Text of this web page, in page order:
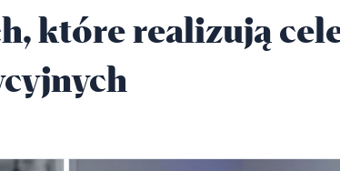
które realizują